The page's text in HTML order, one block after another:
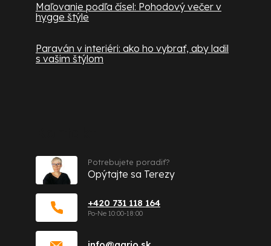
Maľovanie podľa čísel: Pohodový večer v
hygge štýle
Paraván v interiéri: ako ho vybrať, aby ladil
s vašim štýlom
+420 731 118 164
Potrebujete poradiť?
Opýtajte sa Terezy